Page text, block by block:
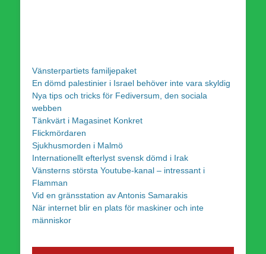
Vänsterpartiets familjepaket
En dömd palestinier i Israel behöver inte vara skyldig
Nya tips och tricks för Fediversum, den sociala
webben
Tänkvärt i Magasinet Konkret
Flickmördaren
Sjukhusmorden i Malmö
Internationellt efterlyst svensk dömd i Irak
Vänsterns största Youtube-kanal – intressant i
Flamman
Vid en gränsstation av Antonis Samarakis
När internet blir en plats för maskiner och inte
människor